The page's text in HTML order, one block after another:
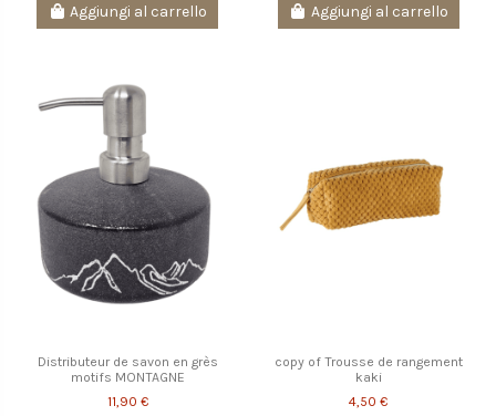
Aggiungi al carrello Aggiungi al carrello
Distributeur de savon en grès
motifs MONTAGNE
11,90 €
copy of Trousse de rangement
kaki
4,50 €